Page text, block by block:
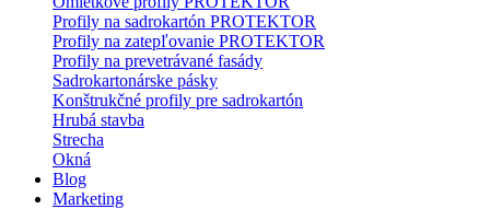
Profily na sadrokartón PROTEKTOR
Profily na zatepľovanie PROTEKTOR
Profily na prevetrávané fasády
Sadrokartonárske pásky
Konštrukčné profily pre sadrokartón
Hrubá stavba
Strecha
Okná
Blog
Marketing